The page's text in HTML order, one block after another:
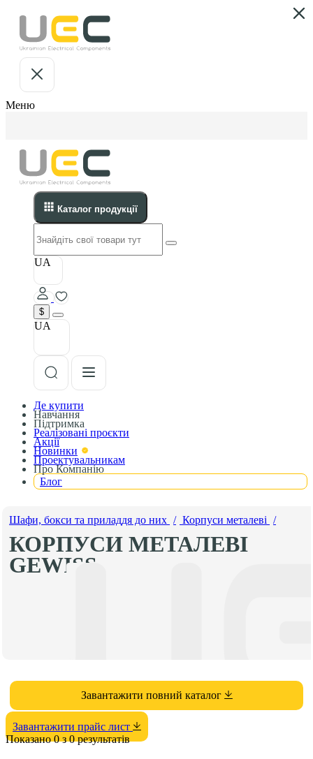
Меню
Каталог продукції
UA
$
UA
Де купити
Навчання
Підтримка
Реалізовані проєкти
Акції
Новинки
Проектувальникам
Про Компанію
Блог
Шафи, бокси та приладдя до них / Корпуси металеві /
КОРПУСИ МЕТАЛЕВІ
GEWISS
Завантажити повний каталог
Завантажити прайс лист
Показано 0 з 0 результатів